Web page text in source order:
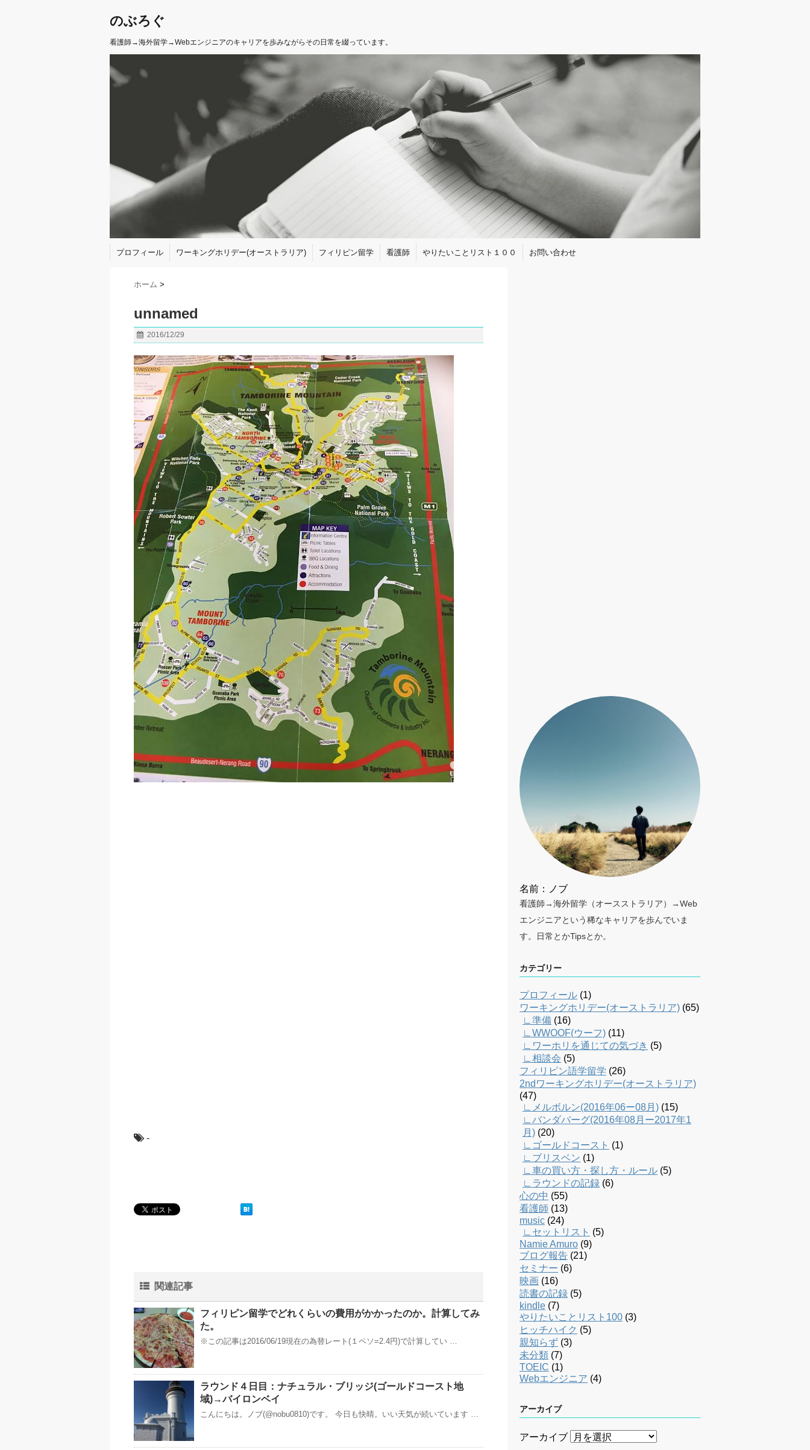
のぶろぐ
看護師→海外留学→Webエンジニアのキャリアを歩みながらその日常を綴っています。
プロフィール ワーキングホリデー(オーストラリア) フィリピン留学 看護師 やりたいことリスト１００ お問い合わせ
ホーム >
unnamed
2016/12/29
-
関連記事
フィリピン留学でどれくらいの費用がかかったのか。計算してみ
た。
※この記事は2016/06/19現在の為替レート(１ペソ=2.4円)で計算してい …
ラウンド４日目：ナチュラル・ブリッジ(ゴールドコースト地
域)→バイロンベイ
こんにちは。ノブ(@nobu0810)です。 今日も快晴。いい天気が続いています …
名前：ノブ
看護師→海外留学（オースストラリア）→Web
エンジニアという稀なキャリアを歩んでいま
す。日常とかTipsとか。
カテゴリー
プロフィール (1)
ワーキングホリデー(オーストラリア) (65)
∟準備 (16)
∟WWOOF(ウーフ) (11)
∟ワーホリを通じての気づき (5)
∟相談会 (5)
フィリピン語学留学 (26)
2ndワーキングホリデー(オーストラリア)
(47)
∟メルボルン(2016年06ー08月) (15)
∟バンダバーグ(2016年08月ー2017年1
月) (20)
∟ゴールドコースト (1)
∟ブリスベン (1)
∟車の買い方・探し方・ルール (5)
∟ラウンドの記録 (6)
心の中 (55)
看護師 (13)
music (24)
∟セットリスト (5)
Namie Amuro (9)
ブログ報告 (21)
セミナー (6)
映画 (16)
読書の記録 (5)
kindle (7)
やりたいことリスト100 (3)
ヒッチハイク (5)
親知らず (3)
未分類 (7)
TOEIC (1)
Webエンジニア (4)
アーカイブ
アーカイブ